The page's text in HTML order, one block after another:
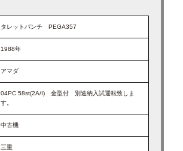
ブログ
タレットパンチ PEGA357
1988年
アマダ
04PC 58st(2A/I) 金型付 別途納入試運転致しま
す。
中古機
三重